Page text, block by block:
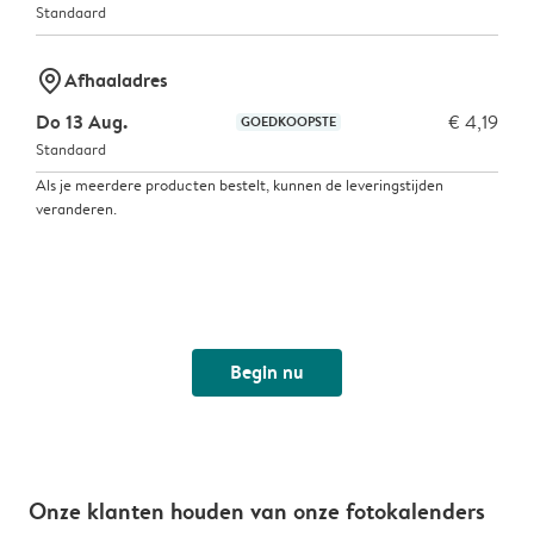
Standaard
marker-pinAfhaaladres
Do 13 Aug.
GOEDKOOPSTE € 4,19
Standaard
Als je meerdere producten bestelt, kunnen de leveringstijden
veranderen.
Begin nu
Onze klanten houden van onze fotokalenders